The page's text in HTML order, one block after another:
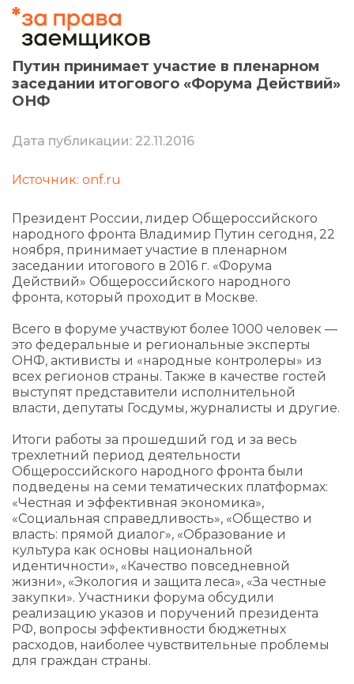
Путин принимает участие в пленарном
заседании итогового «Форума Действий»
ОНФ
Дата публикации: 22.11.2016
Источник: onf.ru
Президент России, лидер Общероссийского
народного фронта Владимир Путин сегодня, 22
ноября, принимает участие в пленарном
заседании итогового в 2016 г. «Форума
Действий» Общероссийского народного
фронта, который проходит в Москве.
Всего в форуме участвуют более 1000 человек —
это федеральные и региональные эксперты
ОНФ, активисты и «народные контролеры» из
всех регионов страны. Также в качестве гостей
выступят представители исполнительной
власти, депутаты Госдумы, журналисты и другие.
Итоги работы за прошедший год и за весь
трехлетний период деятельности
Общероссийского народного фронта были
подведены на семи тематических платформах:
«Честная и эффективная экономика»,
«Социальная справедливость», «Общество и
власть: прямой диалог», «Образование и
культура как основы национальной
идентичности», «Качество повседневной
жизни», «Экология и защита леса», «За честные
закупки». Участники форума обсудили
реализацию указов и поручений президента
РФ, вопросы эффективности бюджетных
расходов, наиболее чувствительные проблемы
для граждан страны.